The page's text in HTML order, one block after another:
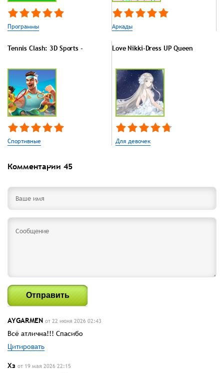
Программы Аркады
Tennis Clash: 3D Sports -
Спортивные
Love Nikki-Dress UP Queen
Для девочек
Комментарии 45
Отправить
AYGARMEN от 22 июня 2026 02:43
Всё атлична!!! Спасибо
Цитировать
Хз от 19 мая 2026 22:15